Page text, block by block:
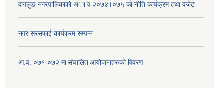
वागलुङ नगरपालिकाकाे अा‍ व २०७४।०७५ काे नीति कार्यक्रम तथा वजेट
नगर सरसफाई कार्यक्रम सम्पन्न
आ.व. ०७१-०७२ मा संचालित आयोजनाहरुको विवरण